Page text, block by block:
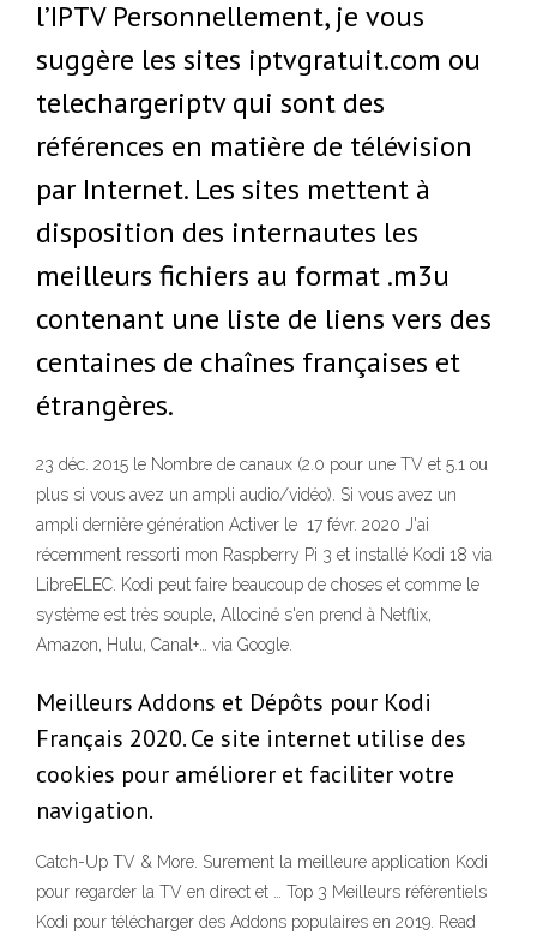
l’IPTV Personnellement, je vous
suggère les sites iptvgratuit.com ou
telechargeriptv qui sont des
références en matière de télévision
par Internet. Les sites mettent à
disposition des internautes les
meilleurs fichiers au format .m3u
contenant une liste de liens vers des
centaines de chaînes françaises et
étrangères.
23 déc. 2015 le Nombre de canaux (2.0 pour une TV et 5.1 ou
plus si vous avez un ampli audio/vidéo). Si vous avez un
ampli dernière génération Activer le 17 févr. 2020 J'ai
récemment ressorti mon Raspberry Pi 3 et installé Kodi 18 via
LibreELEC. Kodi peut faire beaucoup de choses et comme le
système est très souple, Allociné s'en prend à Netflix,
Amazon, Hulu, Canal+… via Google.
Meilleurs Addons et Dépôts pour Kodi
Français 2020. Ce site internet utilise des
cookies pour améliorer et faciliter votre
navigation.
Catch-Up TV & More. Surement la meilleure application Kodi
pour regarder la TV en direct et … Top 3 Meilleurs référentiels
Kodi pour télécharger des Addons populaires en 2019. Read